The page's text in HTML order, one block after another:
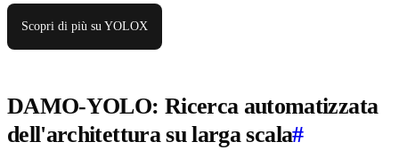
Scopri di più su YOLOX
DAMO-YOLO: Ricerca automatizzata
dell'architettura su larga scala#